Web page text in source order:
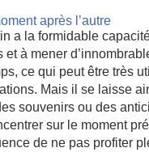
après l’autre
a la formidable
et à mener
ce qui peut être très
Mais il se laisse
souvenirs ou des
sur le moment
de ne pas profiter